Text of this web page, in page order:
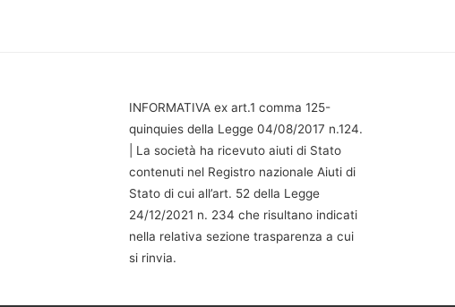
INFORMATIVA ex art.1 comma 125-
quinquies della Legge 04/08/2017 n.124.
| La società ha ricevuto aiuti di Stato
contenuti nel Registro nazionale Aiuti di
Stato di cui all’art. 52 della Legge
24/12/2021 n. 234 che risultano indicati
nella relativa sezione trasparenza a cui
si rinvia.